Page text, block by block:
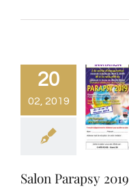
20
02, 2019
Salon Parapsy 2019